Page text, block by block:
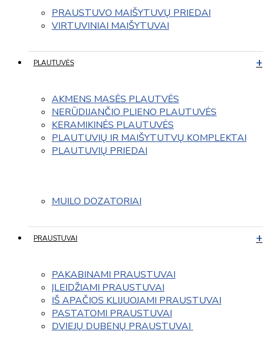
PRAUSTUVO MAIŠYTUVŲ PRIEDAI
VIRTUVINIAI MAIŠYTUVAI
PLAUTUVĖS
AKMENS MASĖS PLAUTVĖS
NERŪDIJANČIO PLIENO PLAUTUVĖS
KERAMIKINĖS PLAUTUVĖS
PLAUTUVIŲ IR MAIŠYTUTVŲ KOMPLEKTAI
PLAUTUVIŲ PRIEDAI
MUILO DOZATORIAI
PRAUSTUVAI
PAKABINAMI PRAUSTUVAI
ĮLEIDŽIAMI PRAUSTUVAI
IŠ APAČIOS KLIJUOJAMI PRAUSTUVAI
PASTATOMI PRAUSTUVAI
DVIEJŲ DUBENŲ PRAUSTUVAI